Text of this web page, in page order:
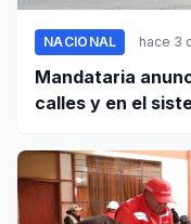
NACIONAL hace 3
Mandataria
calles y en el